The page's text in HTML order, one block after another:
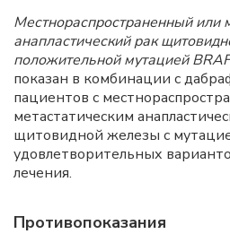
Местнораспространенный или
анапластический рак
положительной мутацией
показан в комбинации с
пациентов с
метастатическим
щитовидной железы с
удовлетворительных
лечения.
Противопоказания